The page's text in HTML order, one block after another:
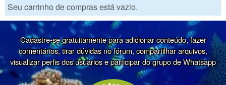
Seu carrinho de compras está vazio.
Cadastre-se gratuitamente para adicionar conteúdo, fazer
comentários, tirar dúvidas no fórum, compartilhar arquivos,
visualizar perfis dos usuários e participar do grupo de Whatsapp